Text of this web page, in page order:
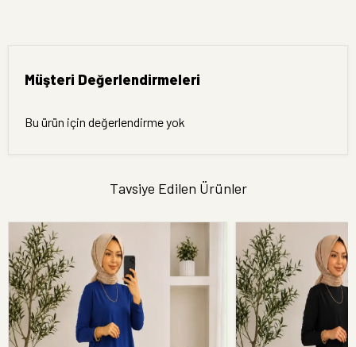
Müşteri Değerlendirmeleri
Bu ürün için değerlendirme yok
Tavsiye Edilen Ürünler